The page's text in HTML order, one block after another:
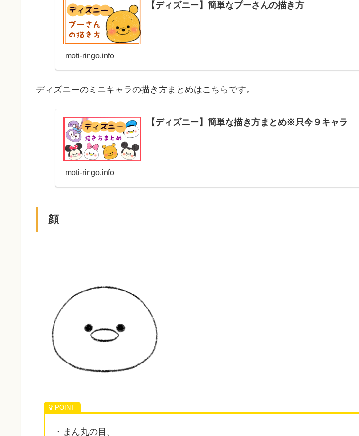
【ディズニー】簡単なプーさんの描き方
moti-ringo.info
ディズニーのミニキャラの描き方まとめはこちらです。
【ディズニー】簡単な描き方まとめ※只今９キャラ
moti-ringo.info
顔
・まん丸の目。